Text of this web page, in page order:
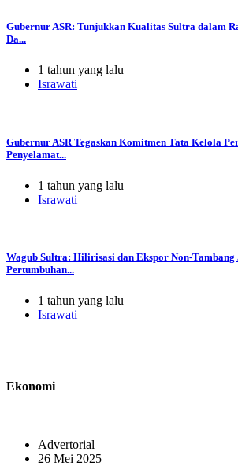
Gubernur ASR: Tunjukkan Kualitas Sultra dalam
Da...
1 tahun yang lalu
Israwati
Gubernur ASR Tegaskan Komitmen Tata Kelola
Penyelamat...
1 tahun yang lalu
Israwati
Wagub Sultra: Hilirisasi dan Ekspor Non-
Pertumbuhan...
1 tahun yang lalu
Israwati
Ekonomi
Advertorial
26 Mei 2025